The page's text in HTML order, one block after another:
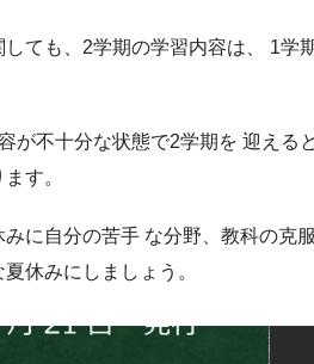
しても、2学期の学習内容は、 1学
が不十分な状態で2学期を 迎える
す。
に自分の苦手 な分野、教科の克
休みにしましょう。